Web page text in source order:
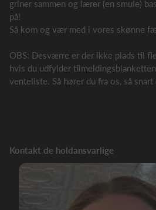
griner sammen og lærer (en smule)
på!
Så kom og vær med i vores skønne
OBS: Desværre er der ikke plads til
hvis du udfylder
venteliste. Så hører du fra os, så
Kontakt de holdansvarlige